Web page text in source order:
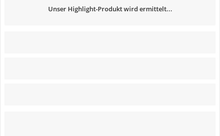
Unser Highlight-Produkt wird ermittelt...